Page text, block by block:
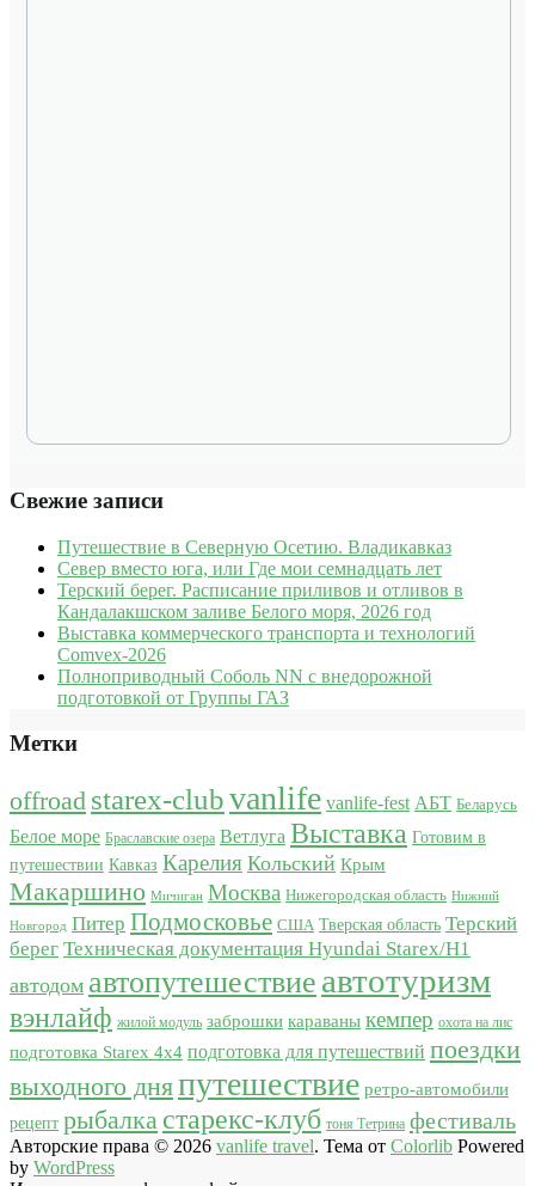
Свежие записи
Путешествие в Северную Осетию. Владикавказ
Север вместо юга, или Где мои семнадцать лет
Терский берег. Расписание приливов и отливов в
Кандалакшском заливе Белого моря, 2026 год
Выставка коммерческого транспорта и технологий
Comvex-2026
Полноприводный Соболь NN с внедорожной
подготовкой от Группы ГАЗ
Метки
offroad starex-clubvanlife vanlife-fest АБТ Беларусь
Белое море Браславские озера Ветлуга Выставка Готовим в
путешествии Кавказ Карелия Кольский Крым
Макаршино Мичиган Москва Нижегородская область Нижний
Новгород Питер Подмосковье США Тверская область Терский
берег Техническая документация Hyundai Starex/H1
автодом автопутешествие автотуризм
вэнлайф жилой модуль заброшки караваны кемпер охота на лис
подготовка Starex 4x4 подготовка для путешествий поездки
выходного дняпутешествие ретро-автомобили
рецепт рыбалка старекс-клуб тоня Тетрина фестиваль
Авторские права © 2026 vanlife travel. Тема от Colorlib Powered
by WordPress